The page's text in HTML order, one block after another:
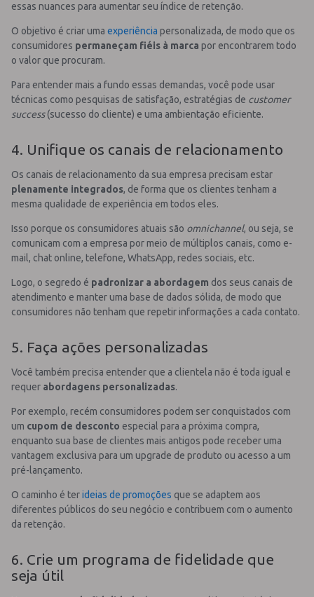
essas nuances para aumentar seu índice de retenção.
O objetivo é criar uma experiência personalizada, de modo que os
consumidores permaneçam fiéis à marca por encontrarem todo
o valor que procuram.
Para entender mais a fundo essas demandas, você pode usar
técnicas como pesquisas de satisfação, estratégias de customer
success(sucesso do cliente) e uma ambientação eficiente.
4. Unifique os canais de relacionamento
Os canais de relacionamento da sua empresa precisam estar
plenamente integrados, de forma que os clientes tenham a
mesma qualidade de experiência em todos eles.
Isso porque os consumidores atuais são omnichannel, ou seja, se
comunicam com a empresa por meio de múltiplos canais, como e-
mail, chat online, telefone, WhatsApp, redes sociais, etc.
Logo, o segredo é padronizar a abordagem dos seus canais de
atendimento e manter uma base de dados sólida, de modo que
consumidores não tenham que repetir informações a cada contato.
5. Faça ações personalizadas
Você também precisa entender que a clientela não é toda igual e
requer abordagens personalizadas.
Por exemplo, recém consumidores podem ser conquistados com
um cupom de desconto especial para a próxima compra,
enquanto sua base de clientes mais antigos pode receber uma
vantagem exclusiva para um upgrade de produto ou acesso a um
pré-lançamento.
O caminho é terideias de promoções que se adaptem aos
diferentes públicos do seu negócio e contribuem com o aumento
da retenção.
6. Crie um programa de fidelidade que
seja útil